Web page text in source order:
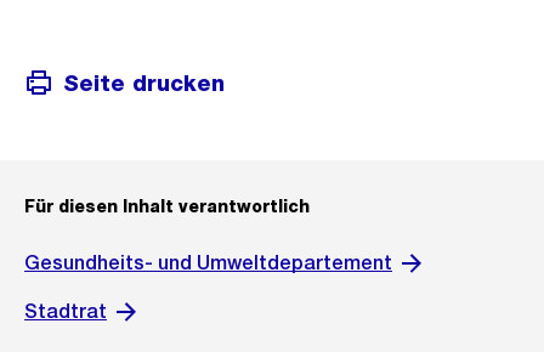
Seite drucken
Für diesen Inhalt verantwortlich
Gesundheits- und Umweltdepartement
Stadtrat